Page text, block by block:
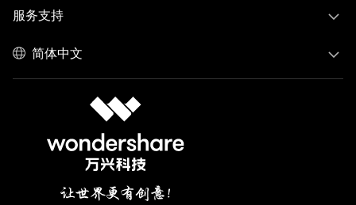
服务支持
简体中文